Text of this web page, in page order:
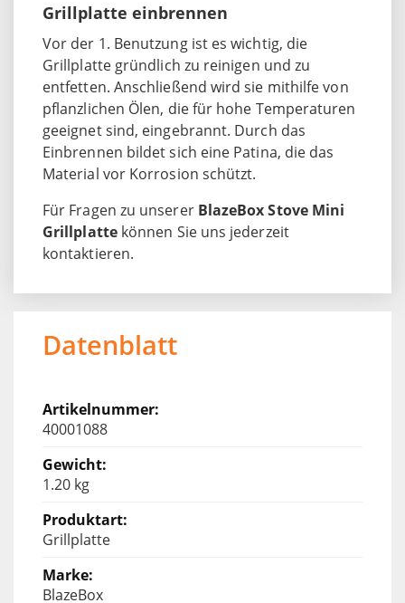
Grillplatte einbrennen
Vor der 1. Benutzung ist es wichtig, die
Grillplatte gründlich zu reinigen und zu
entfetten. Anschließend wird sie mithilfe von
pflanzlichen Ölen, die für hohe Temperaturen
geeignet sind, eingebrannt. Durch das
Einbrennen bildet sich eine Patina, die das
Material vor Korrosion schützt.
Für Fragen zu unserer BlazeBox Stove Mini
Grillplatte können Sie uns jederzeit
kontaktieren.
Datenblatt
40001088
1.20 kg
Grillplatte
BlazeBox